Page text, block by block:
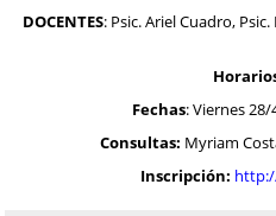
DOCENTES: Psic. Ariel Cuadro,
Fechas: Viernes
Consultas: Myriam
Inscripción: